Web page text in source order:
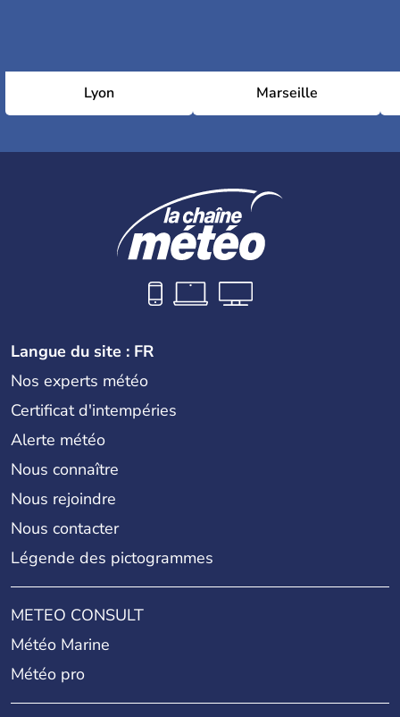
Lyon Marseille
Langue du site : FR
Nos experts météo
Certificat d'intempéries
Alerte météo
Nous connaître
Nous rejoindre
Nous contacter
Légende des pictogrammes
METEO CONSULT
Météo Marine
Météo pro